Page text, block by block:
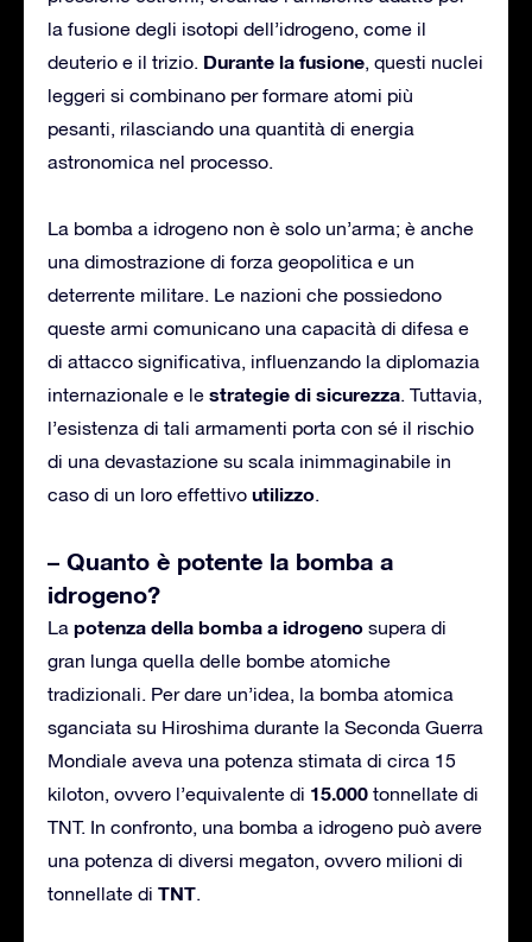
la fusione degli isotopi dell’idrogeno, come il
deuterio e il trizio. Durante la fusione, questi nuclei
leggeri si combinano per formare atomi più
pesanti, rilasciando una quantità di energia
astronomica nel processo.
La bomba a idrogeno non è solo un’arma; è anche
una dimostrazione di forza geopolitica e un
deterrente militare. Le nazioni che possiedono
queste armi comunicano una capacità di difesa e
di attacco significativa, influenzando la diplomazia
internazionale e le strategie di sicurezza. Tuttavia,
l’esistenza di tali armamenti porta con sé il rischio
di una devastazione su scala inimmaginabile in
caso di un loro effettivo utilizzo.
– Quanto è potente la bomba a
idrogeno?
La potenza della bomba a idrogeno supera di
gran lunga quella delle bombe atomiche
tradizionali. Per dare un’idea, la bomba atomica
sganciata su Hiroshima durante la Seconda Guerra
Mondiale aveva una potenza stimata di circa 15
kiloton, ovvero l’equivalente di 15.000 tonnellate di
TNT. In confronto, una bomba a idrogeno può avere
una potenza di diversi megaton, ovvero milioni di
tonnellate di TNT.